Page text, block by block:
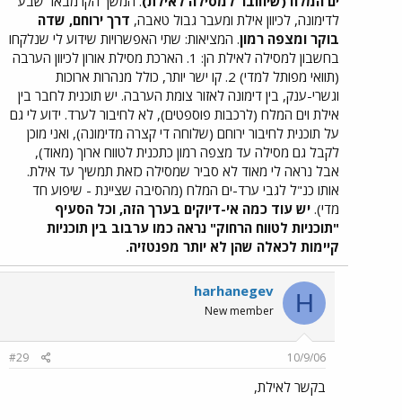
לדימונה, לכיוון אילת ומעבר גבול טאבה, דרך ירוחם, שדה
בוקר ומצפה רמון. המציאות: שתי האפשרויות שידוע לי שנלקחו
בחשבון למסילה לאילת הן: 1. הארכת מסילת אורון לכיוון הערבה
(תוואי מפותל למדי) 2. קו ישר יותר, כולל מנהרות ארוכות
וגשרי-ענק, בין דימונה לאזור צומת הערבה. יש תוכנית לחבר בין
אילת וים המלח (לרכבות פוספטים), לא לחיבור לערד. ידוע לי גם
על תוכנית לחיבור ירוחם (שלוחה די קצרה מדימונה), ואני מוכן
לקבל גם מסילה עד מצפה רמון כתכנית לטווח ארוך (מאוד),
אבל נראה לי מאוד לא סביר שמסילה כזאת תמשיך עד אילת.
אותו כנ"ל לגבי ערד-ים המלח (מהסיבה שציינת - שיפוע חד
מדי). יש עוד כמה אי-דיוקים בערך הזה, וכל הסעיף
"תוכניות לטווח הרחוק" נראה כמו ערבוב בין תוכניות
קיימות לכאלה שהן לא יותר מפנטזיה.
H
harhanegev
New member
10/9/06
#29
בקשר לאילת,